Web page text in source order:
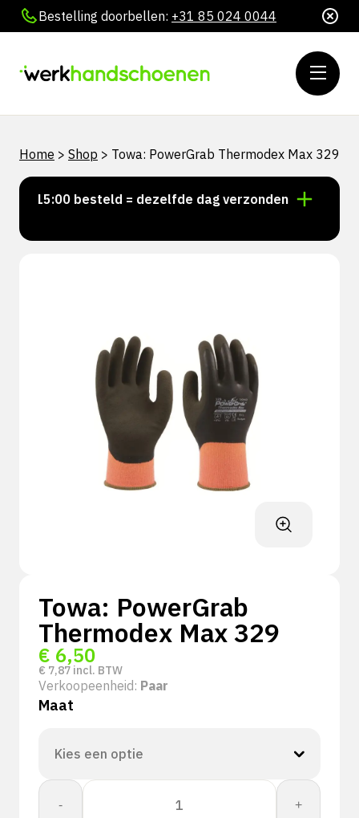
Bestelling doorbellen: +31 85 024 0044
Home > Shop > Towa: PowerGrab Thermodex Max 329
15:00 besteld = dezelfde dag verzonden
Towa: PowerGrab
Thermodex Max 329
€ 6,50
€ 7,87 incl. BTW
Verkoopeenheid: Paar
Maat
-
Towa:
PowerGrab
+